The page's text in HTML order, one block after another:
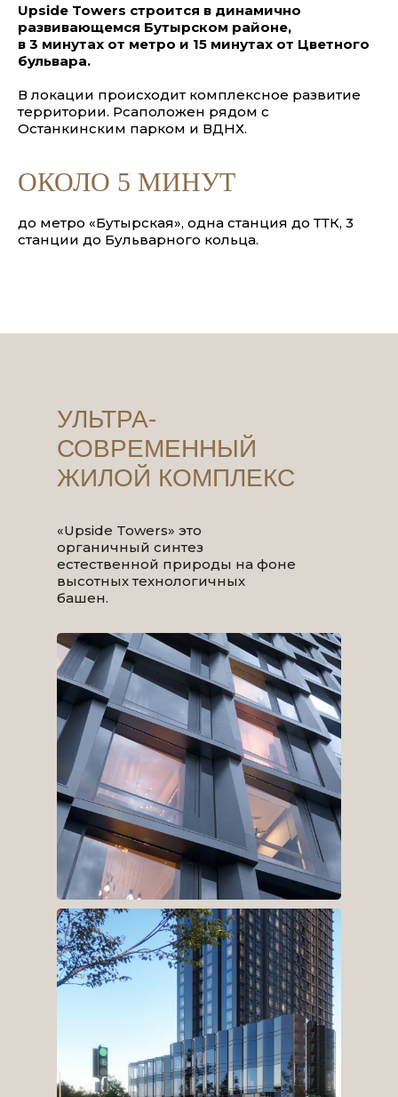
Upside Towers строится в динамично
развивающемся Бутырском районе,
в 3 минутах от метро и 15 минутах от Цветного
бульвара.
В локации происходит комплексное развитие
территории. Рсаположен рядом с
Останкинским парком и ВДНХ.
ОКОЛО 5 МИНУТ
до метро «Бутырская», одна станция до ТТК, 3
станции до Бульварного кольца.
УЛЬТРА-
СОВРЕМЕННЫЙ
ЖИЛОЙ КОМПЛЕКС
«Upside Towers» это
органичный синтез
естественной природы на фоне
высотных технологичных
башен.